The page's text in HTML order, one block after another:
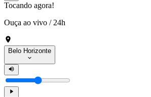
Tocando agora!
Ouça ao vivo / 24h
Belo Horizonte